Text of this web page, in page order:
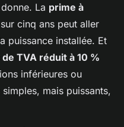
La prime à
cinq ans peut aller
puissance installée. Et
TVA réduit à 10 %
inférieures ou
mais puissants,